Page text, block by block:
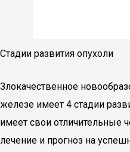
Стадии развития опухоли
Злокачественное
железе имеет 4 стадии
имеет свои отличительные
лечение и прогноз на